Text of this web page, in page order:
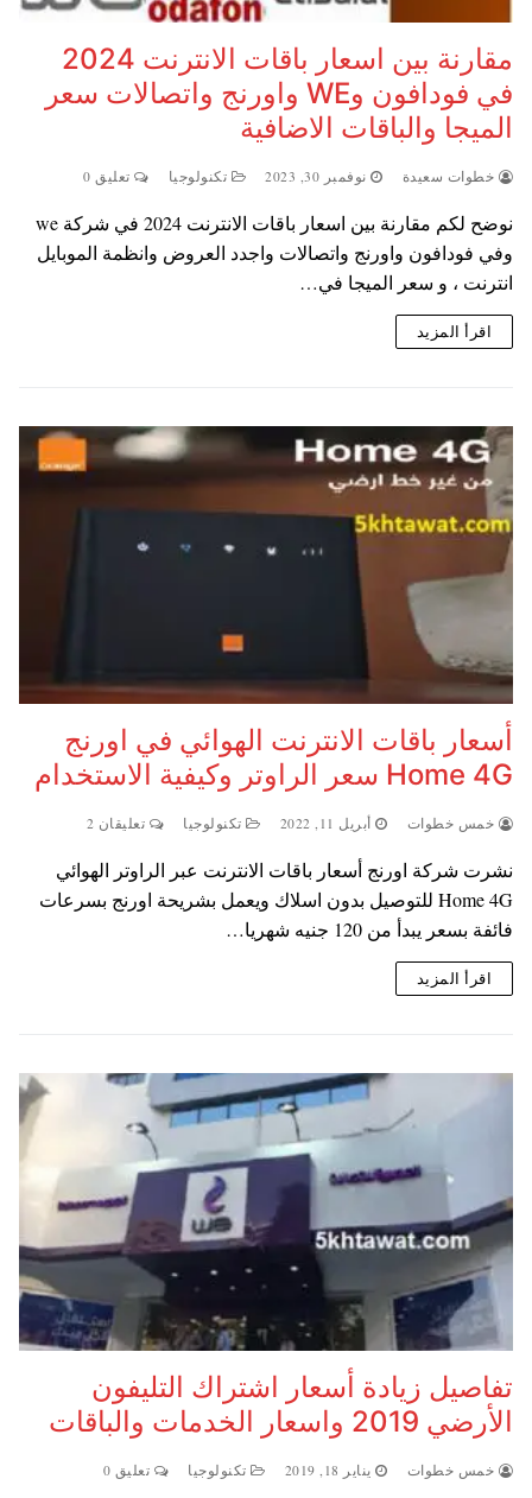
مقارنة بين اسعار باقات الانترنت 2024
في فودافون وWE واورنج واتصالات سعر
الميجا والباقات الاضافية
خطوات سعيدة نوفمبر 30, 2023 تكنولوجيا تعليق 0
نوضح لكم مقارنة بين اسعار باقات الانترنت 2024 في شركة we
وفي فودافون واورنج واتصالات واجدد العروض وانظمة الموبايل
انترنت ، و سعر الميجا في…
اقرأ المزيد
أسعار باقات الانترنت الهوائي في اورنج
Home 4G سعر الراوتر وكيفية الاستخدام
خمس خطوات أبريل 11, 2022 تكنولوجيا تعليقان 2
نشرت شركة اورنج أسعار باقات الانترنت عبر الراوتر الهوائي
Home 4G للتوصيل بدون اسلاك ويعمل بشريحة اورنج بسرعات
فائفة بسعر يبدأ من 120 جنيه شهريا…
اقرأ المزيد
تفاصيل زيادة أسعار اشتراك التليفون
الأرضي 2019 واسعار الخدمات والباقات
خمس خطوات يناير 18, 2019 تكنولوجيا تعليق 0